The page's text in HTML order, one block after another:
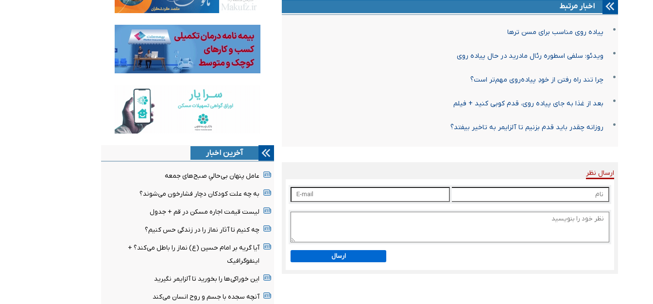
اخبار مرتبط
پیاده روی مناسب برای مسن ترها
ویدئو: سلفی اسطوره رئال مادرید در حال پیاده روی
چرا تند راه رفتن از خودِ پیاده‌روی مهم‌تر است؟
بعد از غذا به جای پیاده روی، قدم کوبی کنید + فیلم
روزانه چقدر باید قدم بزنیم تا آلزایمر به تاخیر بیفتد؟
ارسال نظر
ارسال
آخرین اخبار
عامل پنهان بی‌حالیِ صبح‌های جمعه
به چه علت کودکان دچار فشارخون می‌شوند؟
لیست قیمت اجاره مسکن در قم + جدول
چه کنیم تا آثار نماز را در زندگی حس کنیم؟
آیا گریه بر امام حسین (ع) نماز را باطل می‌کند؟ +
اینفوگرافیک
این خوراکی‌ها را بخورید تا آلزایمر نگیرید
آنچه سجده با جسم و روح انسان می‌کند